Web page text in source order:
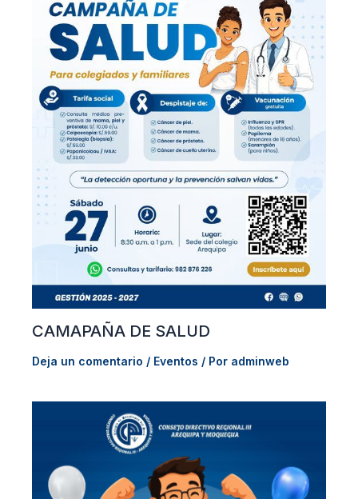
CAMAPAÑA DE SALUD
Deja un comentario / Eventos / Por adminweb